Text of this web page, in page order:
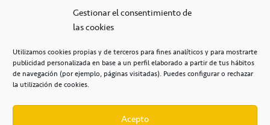
Gestionar el consentimiento de
las cookies
Utilizamos cookies propias y de terceros para fines analíticos y para mostrarte
publicidad personalizada en base a un perfil elaborado a partir de tus hábitos
de navegación (por ejemplo, páginas visitadas). Puedes configurar o rechazar
la utilización de cookies.
Acepto
secretaria@cbcanarias.es
+34 922 253 684
Casa del Deporte / 38108 – La Laguna